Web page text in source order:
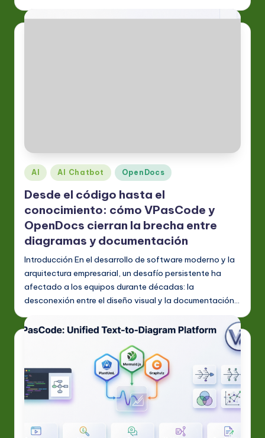
o
n
Publicado
en
AI AI Chatbot OpenDocs
Desde el código hasta el
conocimiento: cómo VPasCode y
OpenDocs cierran la brecha entre
diagramas y documentación
Introducción En el desarrollo de software moderno y la
arquitectura empresarial, un desafío persistente ha
afectado a los equipos durante décadas: la
desconexión entre el diseño visual y la documentación…